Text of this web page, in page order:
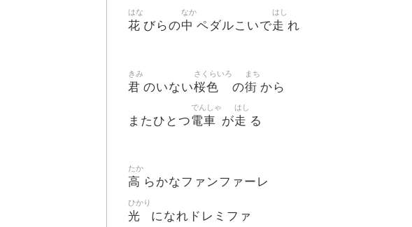
花
はな
びらの中
なか
ペダルこいで走
はし
れ
君
きみ
のいない桜色
さくらいろ
の街
まち
から
またひとつ電車
でんしゃ
が走
はし
る
高
たか
らかなファンファーレ
光
ひかり
になれドレミファ